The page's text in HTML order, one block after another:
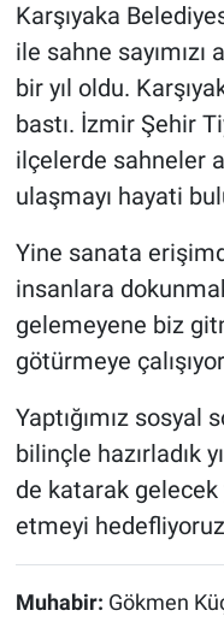
Karşıyaka
ile sahne
bir yıl oldu.
bastı. İzmir Şehir
ilçelerde sahneler
ulaşmayı hayati
Yine sanata
insanlara
gelemeyene biz
götürmeye
Yaptığımız
bilinçle hazırladık
de katarak gelecek
etmeyi
Muhabir: Gökmen